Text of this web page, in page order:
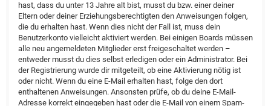
hast, dass du unter 13 Jahre alt bist, musst du bzw. einer deiner
Eltern oder deiner Erziehungsberechtigten den Anweisungen folgen,
die du erhalten hast. Wenn dies nicht der Fall ist, muss dein
Benutzerkonto vielleicht aktiviert werden. Bei einigen Boards müssen
alle neu angemeldeten Mitglieder erst freigeschaltet werden –
entweder musst du dies selbst erledigen oder ein Administrator. Bei
der Registrierung wurde dir mitgeteilt, ob eine Aktivierung nötig ist
oder nicht. Wenn du eine E-Mail erhalten hast, folge den dort
enthaltenen Anweisungen. Ansonsten prüfe, ob du deine E-Mail-
Adresse korrekt eingegeben hast oder die E-Mail von einem Spam-